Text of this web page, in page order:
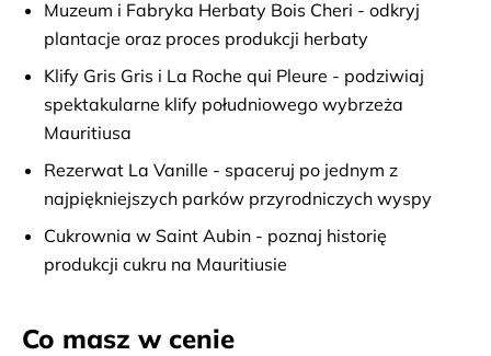
Muzeum i Fabryka Herbaty Bois Cheri - odkryj
plantacje oraz proces produkcji herbaty
Klify Gris Gris i La Roche qui Pleure - podziwiaj
spektakularne klify południowego wybrzeża
Mauritiusa
Rezerwat La Vanille - spaceruj po jednym z
najpiękniejszych parków przyrodniczych wyspy
Cukrownia w Saint Aubin - poznaj historię
produkcji cukru na Mauritiusie
Co masz w cenie